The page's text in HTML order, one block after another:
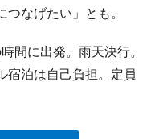
なげたい」とも。
間に出発。雨天決行。
宿泊は自己負担。定員